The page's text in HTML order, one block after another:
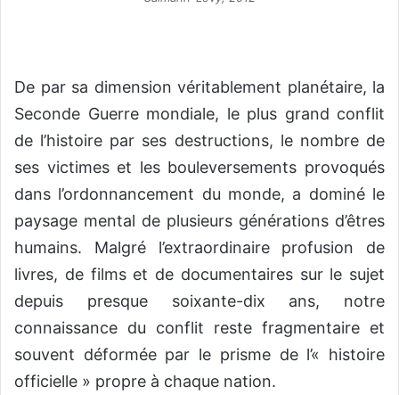
De par sa dimension véritablement planétaire, la
Seconde Guerre mondiale, le plus grand conflit
de l’histoire par ses destructions, le nombre de
ses victimes et les bouleversements provoqués
dans l’ordonnancement du monde, a dominé le
paysage mental de plusieurs générations d’êtres
humains. Malgré l’extraordinaire profusion de
livres, de films et de documentaires sur le sujet
depuis presque soixante-dix ans, notre
connaissance du conflit reste fragmentaire et
souvent déformée par le prisme de l’« histoire
officielle » propre à chaque nation.